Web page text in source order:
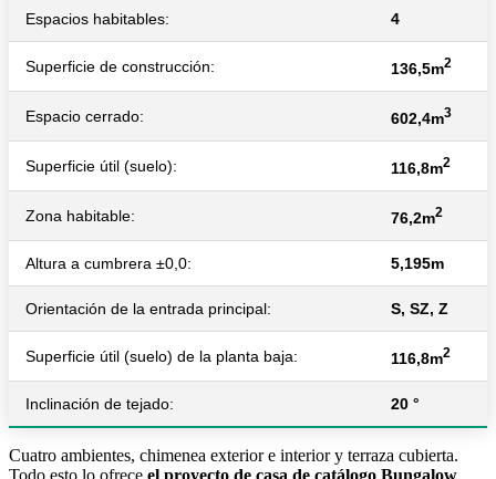
Espacios habitables: 4
Superficie de construcción: 136,5m2
Espacio cerrado: 602,4m3
Superficie útil (suelo): 116,8m2
Zona habitable: 76,2m2
Altura a cumbrera ±0,0: 5,195m
Orientación de la entrada principal: S, SZ, Z
Superficie útil (suelo) de la planta baja: 116,8m2
Inclinación de tejado: 20 °
Cuatro ambientes, chimenea exterior e interior y terraza cubierta.